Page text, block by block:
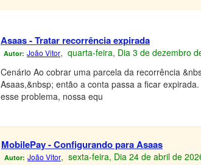
Asaas - Tratar recorrência expirada
Autor: João Vitor, quarta-feira, Dia 3 de dezembro
Cenário Ao cobrar uma parcela da recorrência
Asaas,&nbsp; então a conta passa a ficar
esse problema, nossa equ
MobilePay - Configurando para Asaas
Autor: João Vitor, sexta-feira, Dia 24 de abril de